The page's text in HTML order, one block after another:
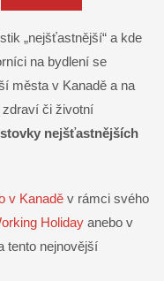
„nejšťastnější“ a kde
na bydlení se
města v Kanadě a na
zdraví či životní
nejšťastnějších
v Kanadě v rámci svého
Holiday anebo v
tento nejnovější